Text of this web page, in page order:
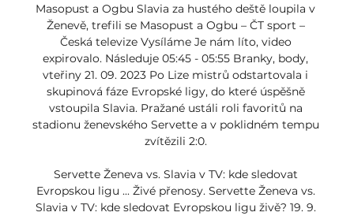
Masopust a Ogbu﻿ Slavia za hustého deště loupila v
Ženevě, trefili se Masopust a Ogbu – ČT sport –
Česká televize Vysíláme Je nám líto, video
expirovalo. Následuje 05:45 - 05:55 Branky, body,
vteřiny 21. 09. 2023 Po Lize mistrů odstartovala i
skupinová fáze Evropské ligy, do které úspěšně
vstoupila Slavia. Pražané ustáli roli favoritů na
stadionu ženevského Servette a v poklidném tempu
zvítězili 2:0.
Servette Ženeva vs. Slavia v TV: kde sledovat
Evropskou ligu ... Živé přenosy. Servette Ženeva vs.
Slavia v TV: kde sledovat Evropskou ligu živě? 19. 9.